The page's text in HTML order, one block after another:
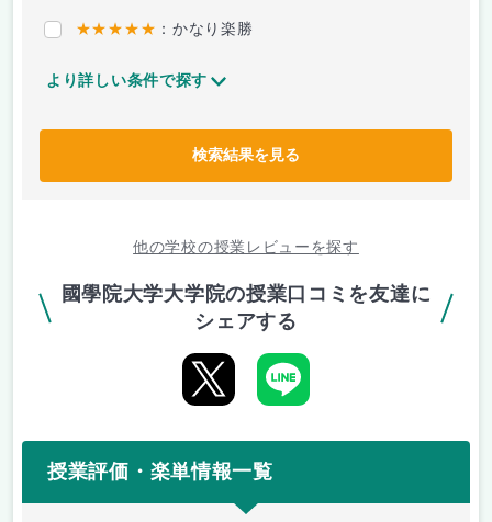
★★★★★ ：かなり楽勝
より詳しい条件で探す
検索結果を見る
他の学校の授業レビューを探す
國學院大学大学院の授業口コミを友達に
シェアする
授業評価・楽単情報一覧